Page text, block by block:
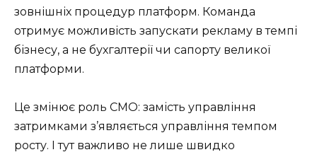
зовнішніх процедур платформ. Команда
отримує можливість запускати рекламу в темпі
бізнесу, а не бухгалтерії чи сапорту великої
платформи.
Це змінює роль CMO: замість управління
затримками з’являється управління темпом
росту. І тут важливо не лише швидко